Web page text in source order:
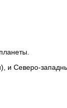
и Северо-